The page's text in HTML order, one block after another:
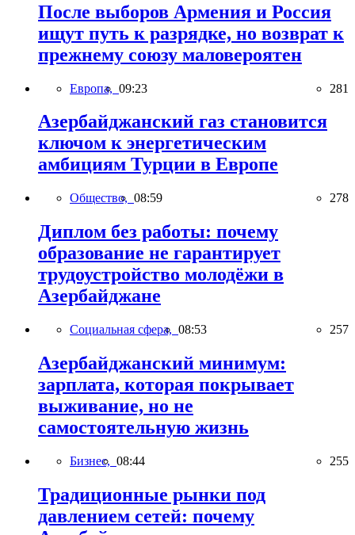
После выборов Армения и Россия
ищут путь к разрядке, но возврат к
прежнему союзу маловероятен
Европа, 09:23 281
Азербайджанский газ становится
ключом к энергетическим
амбициям Турции в Европе
Общество, 08:59 278
Диплом без работы: почему
образование не гарантирует
трудоустройство молодёжи в
Азербайджане
Социальная сфера, 08:53 257
Азербайджанский минимум:
зарплата, которая покрывает
выживание, но не
самостоятельную жизнь
Бизнес, 08:44 255
Традиционные рынки под
давлением сетей: почему